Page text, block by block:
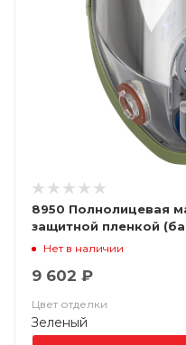
8950 Полнолицевая
защитной пленкой
Нет в наличии
9 602 ₽
Цвет отделки
Зеленый